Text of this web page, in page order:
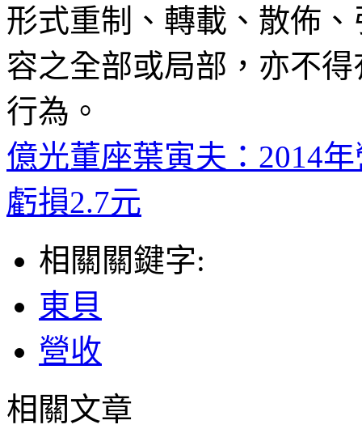
形式重制、轉載、散佈
容之全部或局部，亦不
行為。
億光董座葉寅夫：2014
虧損2.7元
相關關鍵字:
東貝
營收
相關文章